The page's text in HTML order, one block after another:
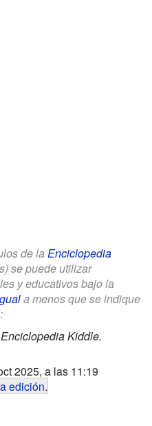
de la Enciclopedia
se puede utilizar
y educativos bajo la
a menos que se indique
Enciclopedia Kiddle.
2025, a las 11:19
edición.